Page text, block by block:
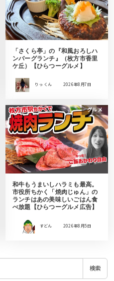
「さくら亭」の『和風おろしハ
ンバーグランチ』（枚方市香里
ケ丘）【ひらつーグルメ】
りっ くん 2026年8月7日
グルメ
和牛もうまいしハラミも最高。
市役所ちかく「焼肉じゅん」の
ランチはあの美味しいごはん食
べ放題【ひらつーグルメ広告】
すどん 2026年8月5日
検索